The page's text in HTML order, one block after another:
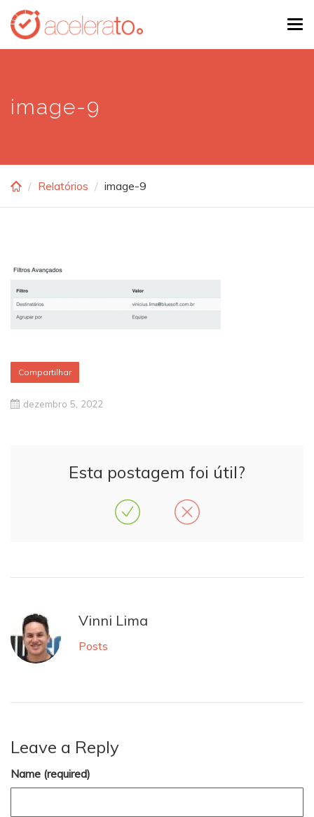
Skip
main
image-9
Relatórios image-9
Compartilhar
dezembro 5, 2022
Esta postagem foi útil?
Vinni Lima
Posts
Leave a Reply
Name (required)